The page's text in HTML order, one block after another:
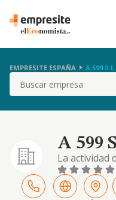
EMPRESITE ESPAÑA A 599 S.L.
Buscar
A 599
La actividad
turisticos,
industria
la